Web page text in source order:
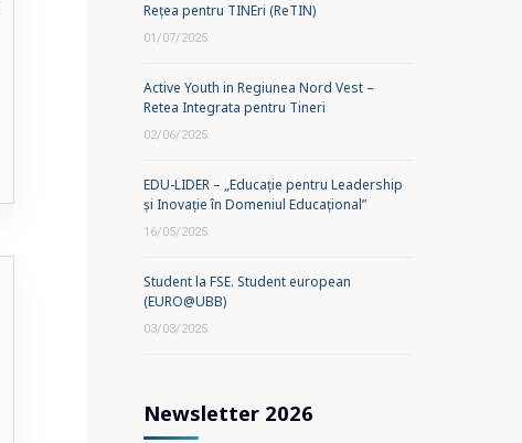
Rețea pentru TINEri (ReTIN)
01/07/2025
Active Youth in Regiunea Nord Vest –
Retea Integrata pentru Tineri
02/06/2025
EDU-LIDER – „Educație pentru Leadership
și Inovație în Domeniul Educațional”
16/05/2025
Student la FSE. Student european
(EURO@UBB)
03/03/2025
Newsletter 2026